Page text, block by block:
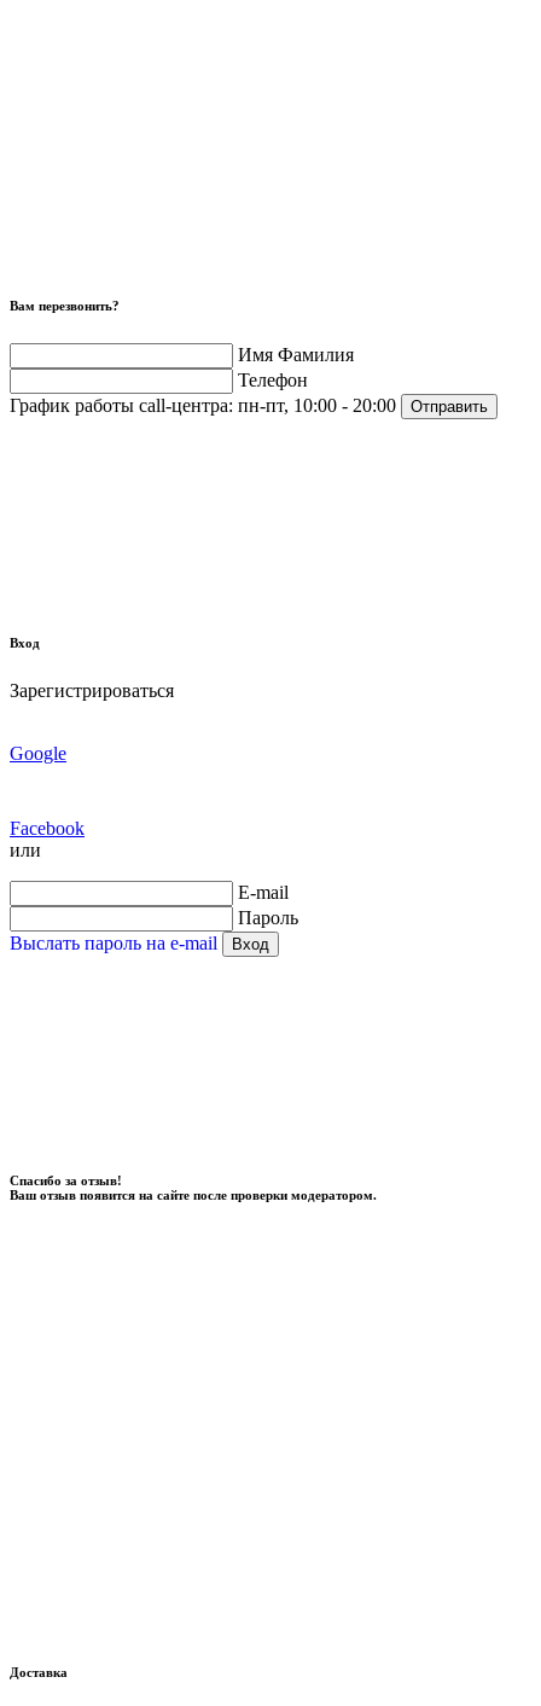
Вам перезвонить?
Имя Фамилия
Телефон
График работы call-центра: пн-пт, 10:00 - 20:00 Отправить
Вход
Зарегистрироваться
Google
Facebook
или
E-mail
Пароль
Выслать пароль на e-mail
Вход
Спасибо за отзыв!
Ваш отзыв появится на сайте после проверки модератором.
Доставка